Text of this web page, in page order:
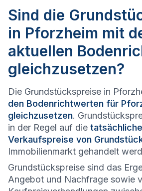
Sind die
in Pforzheim mit
aktuellen
gleichzusetzen?
Die Grundstückspreise in
den Bodenrichtwerten für
gleichzusetzen.
in der Regel auf die
Verkaufspreise von
Immobilienmarkt gehandelt
Grundstückspreise sind das
Angebot und Nachfrage sowie